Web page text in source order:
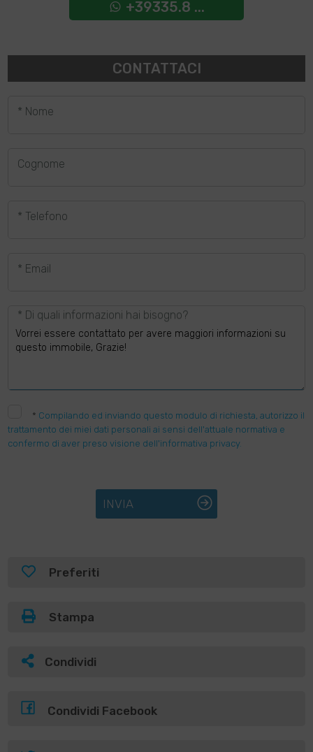
+39335.8 ...
CONTATTACI
* Nome
Cognome
* Telefono
* Email
* Di quali informazioni hai bisogno?
* Compilando ed inviando questo modulo di richiesta, autorizzo il
trattamento dei miei dati personali ai sensi dell'attuale normativa e
confermo di aver preso visione dell'informativa privacy.
INVIA
Preferiti
Stampa
Condividi
Condividi Facebook